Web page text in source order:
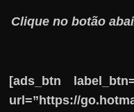
Clique no botão
[ads_btn
url=”https://